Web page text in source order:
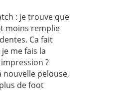
: je trouve que
moins remplie
Ca fait
me fais la
?
nouvelle pelouse,
de foot